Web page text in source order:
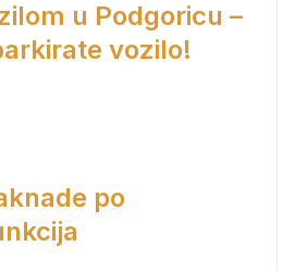
u Podgoricu –
vozilo!
po